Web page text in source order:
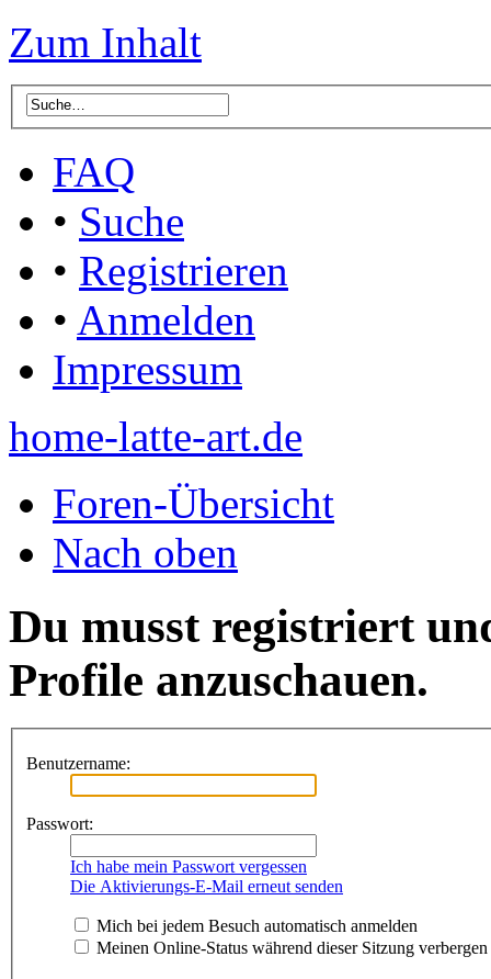
Zum Inhalt
FAQ
• Suche
• Registrieren
• Anmelden
Impressum
home-latte-art.de
Foren-Übersicht
Nach oben
Du musst registriert
Profile anzuschauen.
Benutzername:
Passwort:
Ich habe mein Passwort vergessen
Die Aktivierungs-E-Mail erneut senden
Mich bei jedem Besuch automatisch anmelden
Meinen Online-Status während dieser Sitzung verbergen